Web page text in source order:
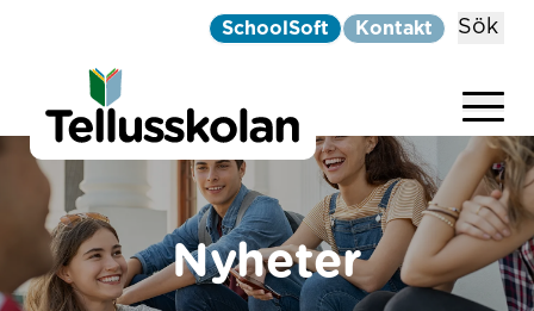
SchoolSoft Kontakt Sök
Hoppa till innehåll
Telluskolan
Nyheter